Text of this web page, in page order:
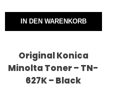
IN DEN WARENKORB
Original Konica
Minolta Toner – TN-
627K – Black